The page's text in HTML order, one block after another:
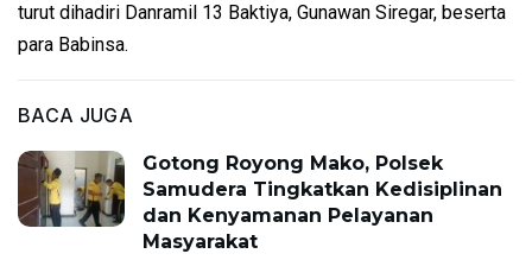
turut dihadiri Danramil 13 Baktiya, Gunawan Siregar, beserta
para Babinsa.
BACA JUGA
Gotong Royong Mako, Polsek
Samudera Tingkatkan Kedisiplinan
dan Kenyamanan Pelayanan
Masyarakat